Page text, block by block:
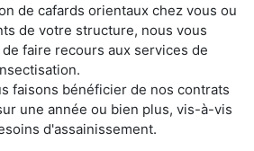
de cafards orientaux chez vous ou
de votre structure, nous vous
faire recours aux services de
faisons bénéficier de nos contrats
une année ou bien plus, vis-à-vis
d'assainissement.